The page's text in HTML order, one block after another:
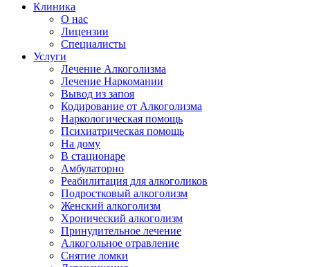
Клиника
О нас
Лицензии
Специалисты
Услуги
Лечение Алкоголизма
Лечение Наркомании
Вывод из запоя
Кодирование от Алкоголизма
Наркологическая помощь
Психиатрическая помощь
На дому
В стационаре
Амбулаторно
Реабилитация для алкоголиков
Подростковый алкоголизм
Женский алкоголизм
Хронический алкоголизм
Принудительное лечение
Алкогольное отравление
Снятие ломки